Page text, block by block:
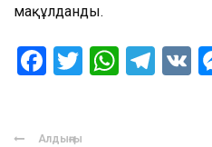
мақұлданды.
Facebook
Twitter
Алдыңғы